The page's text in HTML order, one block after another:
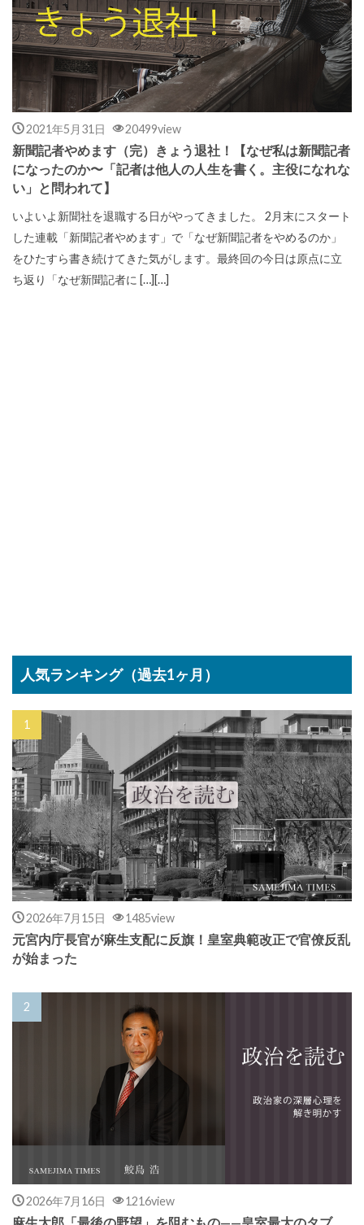
2021年5月31日 20499view
新聞記者やめます（完）きょう退社！【なぜ私は新聞記者
になったのか〜「記者は他人の人生を書く。主役になれな
い」と問われて】
いよいよ新聞社を退職する日がやってきました。 2月末にスタート
した連載「新聞記者やめます」で「なぜ新聞記者をやめるのか」
をひたすら書き続けてきた気がします。最終回の今日は原点に立
ち返り「なぜ新聞記者に […][…]
人気ランキング（過去1ヶ月）
2026年7月15日 1485view
元宮内庁長官が麻生支配に反旗！皇室典範改正で官僚反乱
が始まった
2026年7月16日 1216view